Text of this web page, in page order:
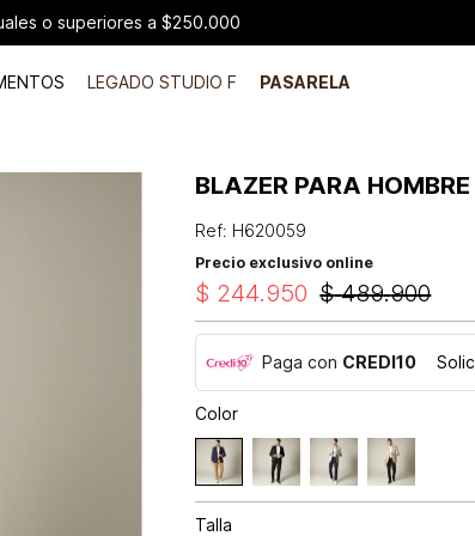
o superiores a $250.000
LEGADO STUDIO F PASARELA
BLAZER PARA HOMBRE
Ref: H620059
Precio exclusivo online
$ 489.900
$ 244.950
Paga con CREDI10
Color
Talla